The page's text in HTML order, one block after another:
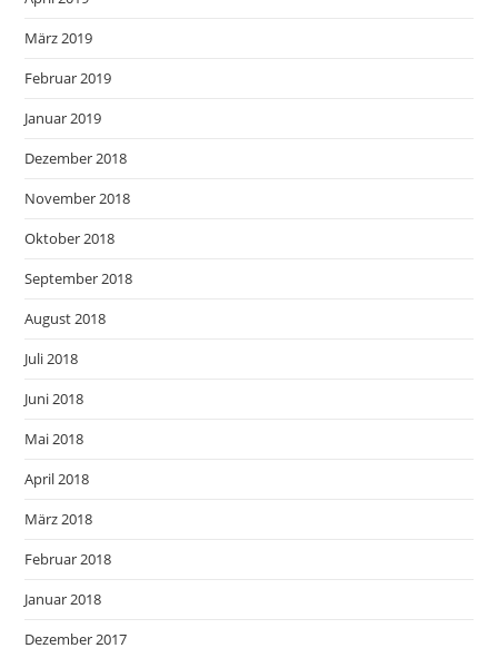
März 2019
Februar 2019
Januar 2019
Dezember 2018
November 2018
Oktober 2018
September 2018
August 2018
Juli 2018
Juni 2018
Mai 2018
April 2018
März 2018
Februar 2018
Januar 2018
Dezember 2017